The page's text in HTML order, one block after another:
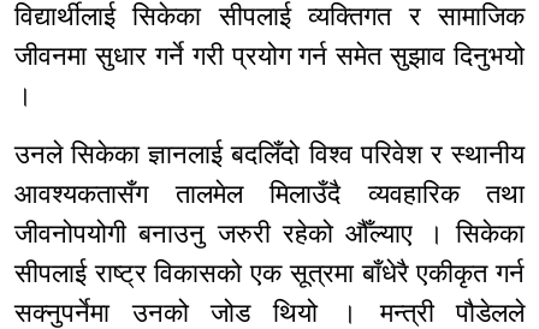
विद्यार्थीलाई सिकेका सीपलाई व्यक्तिगत र सामाजिक
जीवनमा सुधार गर्ने गरी प्रयोग गर्न समेत सुझाव दिनुभयो
।
उनले सिकेका ज्ञानलाई बदलिँदो विश्व परिवेश र स्थानीय
आवश्यकतासँग तालमेल मिलाउँदै व्यवहारिक तथा
जीवनोपयोगी बनाउनु जरुरी रहेको औँल्याए । सिकेका
सीपलाई राष्ट्र विकासको एक सूत्रमा बाँधेरै एकीकृत गर्न
सक्नुपर्नेमा उनको जोड थियो । मन्त्री पौडेलले